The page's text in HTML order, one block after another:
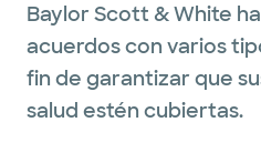
Baylor Scott & White
acuerdos con varios
fin de garantizar que
salud estén cubiertas.